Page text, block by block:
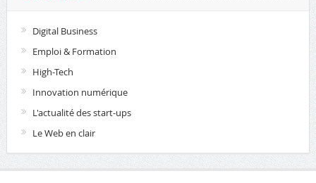
Digital Business
Emploi & Formation
High-Tech
Innovation numérique
L'actualité des start-ups
Le Web en clair